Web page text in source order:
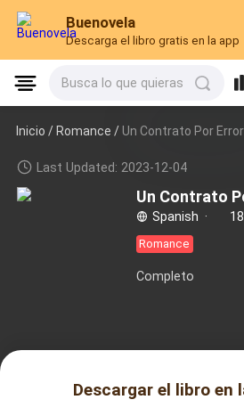
Buenovela
Descarga el libro gratis en la app
Busca lo que quieras
Inicio /Romance / Un Contrato Por Error
Last Updated: 2023-12-04
Un Contrato
Spanish ·
Romance
Completo
Descargar el libro en